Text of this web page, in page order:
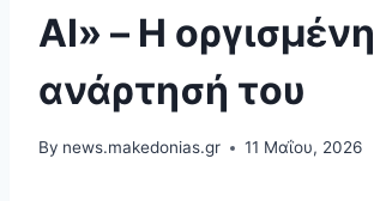
AI» – Η οργισμένη
ανάρτησή του
By news.makedonias.gr 11 Μαΐου, 2026